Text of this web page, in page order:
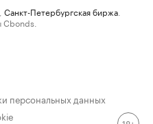
Санкт-Петербургская биржа
Cbonds.
персональных данных